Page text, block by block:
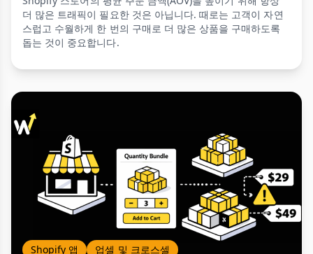
더 많은 트래픽이 필요한 것은 아닙니다. 때로는 고객이 자연
스럽고 수월하게 한 번의 구매로 더 많은 상품을 구매하도록
돕는 것이 중요합니다.
Shopify 앱 업셀 및 크로스셀